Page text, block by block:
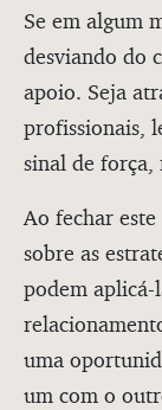
Se em algum
desviando do
apoio. Seja
profissionais,
sinal de força,
Ao fechar
sobre as
podem aplicá-
uma
um com o